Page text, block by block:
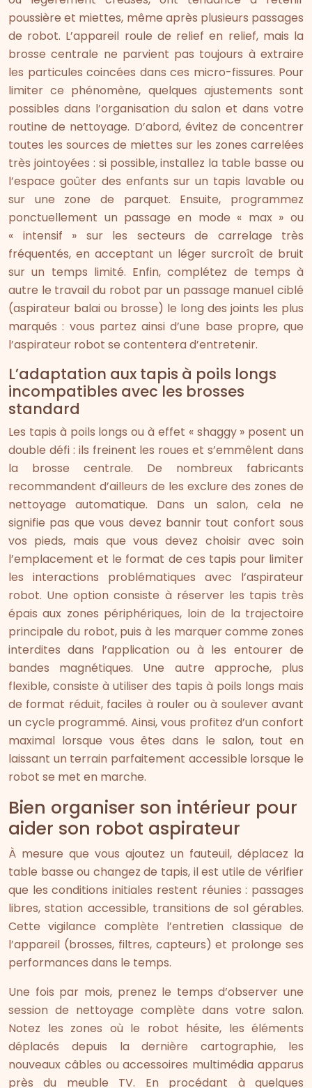
poussière et miettes, même après plusieurs passages
de robot. L’appareil roule de relief en relief, mais la
brosse centrale ne parvient pas toujours à extraire
les particules coincées dans ces micro-fissures. Pour
limiter ce phénomène, quelques ajustements sont
possibles dans l’organisation du salon et dans votre
routine de nettoyage. D’abord, évitez de concentrer
toutes les sources de miettes sur les zones carrelées
très jointoyées : si possible, installez la table basse ou
l’espace goûter des enfants sur un tapis lavable ou
sur une zone de parquet. Ensuite, programmez
ponctuellement un passage en mode « max » ou
« intensif » sur les secteurs de carrelage très
fréquentés, en acceptant un léger surcroît de bruit
sur un temps limité. Enfin, complétez de temps à
autre le travail du robot par un passage manuel ciblé
(aspirateur balai ou brosse) le long des joints les plus
marqués : vous partez ainsi d’une base propre, que
l’aspirateur robot se contentera d’entretenir.
L’adaptation aux tapis à poils longs
incompatibles avec les brosses
standard
Les tapis à poils longs ou à effet « shaggy » posent un
double défi : ils freinent les roues et s’emmêlent dans
la brosse centrale. De nombreux fabricants
recommandent d’ailleurs de les exclure des zones de
nettoyage automatique. Dans un salon, cela ne
signifie pas que vous devez bannir tout confort sous
vos pieds, mais que vous devez choisir avec soin
l’emplacement et le format de ces tapis pour limiter
les interactions problématiques avec l’aspirateur
robot. Une option consiste à réserver les tapis très
épais aux zones périphériques, loin de la trajectoire
principale du robot, puis à les marquer comme zones
interdites dans l’application ou à les entourer de
bandes magnétiques. Une autre approche, plus
flexible, consiste à utiliser des tapis à poils longs mais
de format réduit, faciles à rouler ou à soulever avant
un cycle programmé. Ainsi, vous profitez d’un confort
maximal lorsque vous êtes dans le salon, tout en
laissant un terrain parfaitement accessible lorsque le
robot se met en marche.
Bien organiser son intérieur pour
aider son robot aspirateur
À mesure que vous ajoutez un fauteuil, déplacez la
table basse ou changez de tapis, il est utile de vérifier
que les conditions initiales restent réunies : passages
libres, station accessible, transitions de sol gérables.
Cette vigilance complète l’entretien classique de
l’appareil (brosses, filtres, capteurs) et prolonge ses
performances dans le temps.
Une fois par mois, prenez le temps d’observer une
session de nettoyage complète dans votre salon.
Notez les zones où le robot hésite, les éléments
déplacés depuis la dernière cartographie, les
nouveaux câbles ou accessoires multimédia apparus
près du meuble TV. En procédant à quelques